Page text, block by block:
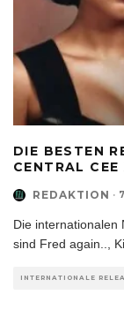
DIE BESTEN
CENTRAL CEE
REDAKTION ·
Die internationalen
sind Fred again..,
INTERNATIONALE